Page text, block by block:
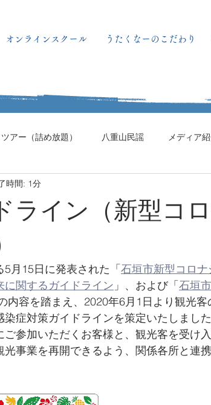
オンラインスクール うたくなーのこだわり
アー（詰め放題） 八重山民謡 メディア
ライン（新型コ
時間: 1分
5月15日に発表された「石垣市新型コロ
に関するガイドライン 」、および「石垣
内容を踏まえ、2020年6月1日より観光
症対策ガイドラインを策定いたしました
参加いただくお客様と、観光客を受け
事業を再開できるよう、関係各所と連携